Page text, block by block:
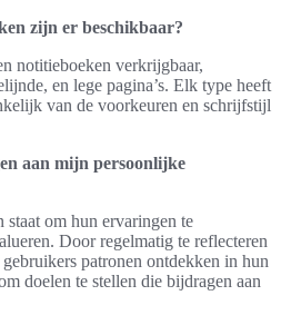
zijn er beschikbaar?
notitieboeken verkrijgbaar,
en lege pagina’s. Elk type heeft
van de voorkeuren en schrijfstijl
aan mijn persoonlijke
om hun ervaringen te
Door regelmatig te reflecteren
patronen ontdekken in hun
doelen te stellen die bijdragen aan